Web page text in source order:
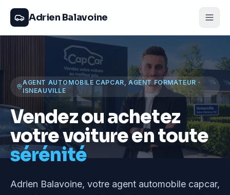
Adrien Balavoine
AGENT AUTOMOBILE CAPCAR, AGENT FORMATEUR ·
ISNEAUVILLE
Vendez ou achetez
votre voiture en toute
sérénité
Adrien Balavoine, votre agent automobile capcar,